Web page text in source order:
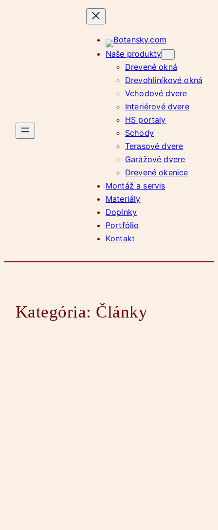
Naše produkty
Drevené okná
Drevohliníkové okná
Vchodové dvere
Interiérové dvere
HS portaly
Schody
Terasové dvere
Garážové dvere
Drevené okenice
Montáž a servis
Materiály
Doplnky
Portfólio
Kontakt
Kategória: Články